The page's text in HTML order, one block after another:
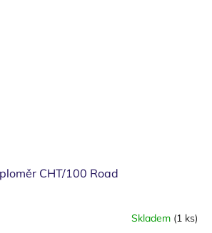
CHT/100 Road
Skladem (1 ks)